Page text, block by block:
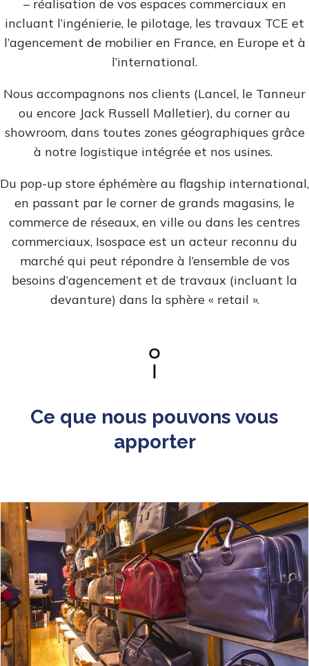
– réalisation de vos espaces commerciaux en
incluant l’ingénierie, le pilotage, les travaux TCE et
l’agencement de mobilier en France, en Europe et à
l’international.
Nous accompagnons nos clients (Lancel, le Tanneur
ou encore Jack Russell Malletier), du corner au
showroom, dans toutes zones géographiques grâce
à notre logistique intégrée et nos usines.
Du pop-up store éphémère au flagship international,
en passant par le corner de grands magasins, le
commerce de réseaux, en ville ou dans les centres
commerciaux, Isospace est un acteur reconnu du
marché qui peut répondre à l’ensemble de vos
besoins d’agencement et de travaux (incluant la
devanture) dans la sphère « retail ».
Ce que nous pouvons vous
apporter